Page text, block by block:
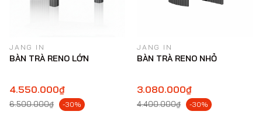
JANG IN
BÀN TRÀ RENO LỚN
4.550.000₫
6.500.000₫ -30%
JANG IN
BÀN TRÀ RENO NHỎ
3.080.000₫
4.400.000₫ -30%